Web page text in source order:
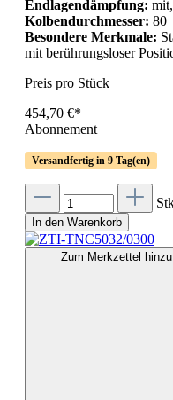
Endlagendämpfung:
Kolbendurchmesser: 80
Besondere Merkmale:
mit berührungsloser
Preis pro Stück
454,70 €*
Abonnement
Versandfertig in 9 Tag(en)
In den Warenkorb
Zum Merkzettel